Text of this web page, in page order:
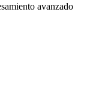
avanzado